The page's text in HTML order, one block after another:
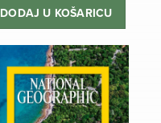
38,80 €.
34,90 €.
DODAJ U KOŠARICU